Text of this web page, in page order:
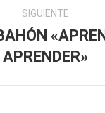
SIGUIENTE
Publicación
siguiente:
APRENDER»